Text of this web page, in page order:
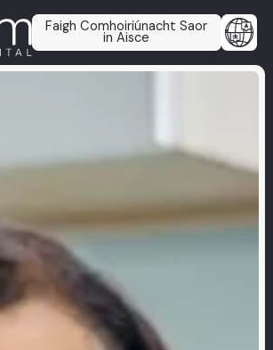
Faigh Comhoiriúnacht Saor
in Aisce